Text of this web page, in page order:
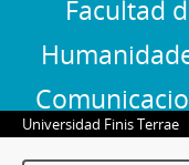
Facultad
Universidad Finis Terrae